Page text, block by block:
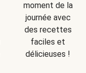
moment de la
journée avec
des recettes
faciles et
délicieuses !